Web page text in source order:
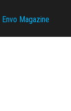
Envo Magazine